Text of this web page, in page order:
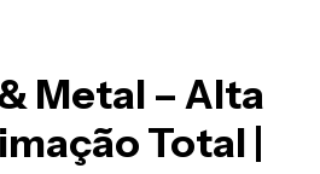
Metal – Alta
Total |